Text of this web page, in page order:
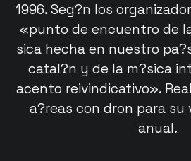
1996. Seg?n los
«punto de encuentro de
sica hecha en nuestro
catal?n y de la m?sica
acento reivindicativo».
a?reas con dron para su
anual.